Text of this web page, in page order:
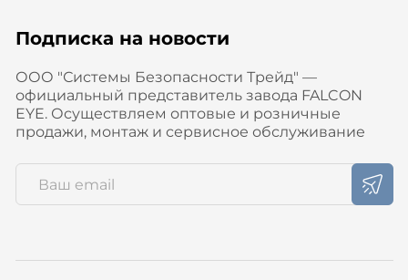
Подписка на новости
ООО "Системы Безопасности Трейд" —
официальный представитель завода FALCON
EYE. Осуществляем оптовые и розничные
продажи, монтаж и сервисное обслуживание